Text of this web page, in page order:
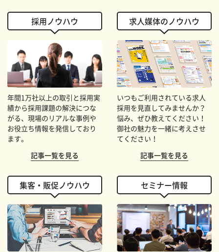
採用ノウハウ
年間1万社以上の取引と採用実
績から採用課題の解決につな
がる、現場のリアルな事例や
お役立ち情報を発信しており
ます。
記事一覧を見る
求人媒体のノウハウ
いつもご利用されている求人
採用を見直してみませんか？
悩み、ぜひ教えてください！
御社の魅力を一緒に考えさせ
てください！
記事一覧を見る
集客・販促ノウハウ セミナー情報